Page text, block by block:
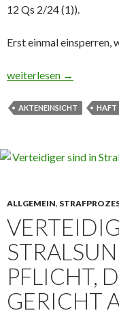
12 Qs 2/24 (1)).
Erst einmal einsperren,
Haft: Richter muss die
weiterlesen →
AKTENEINSICHT HAFT
ALLGEMEIN,
PFLICHT,
GERICHT